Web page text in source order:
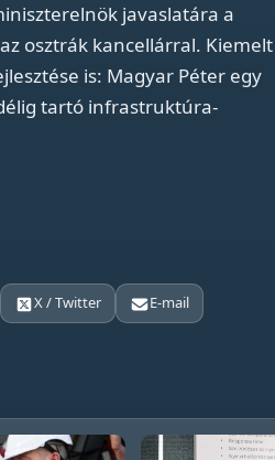
javaslatára a
osztrák kancellárral. Kiemelt
is: Magyar Péter egy
tartó infrastruktúra-
X / Twitter E-mail